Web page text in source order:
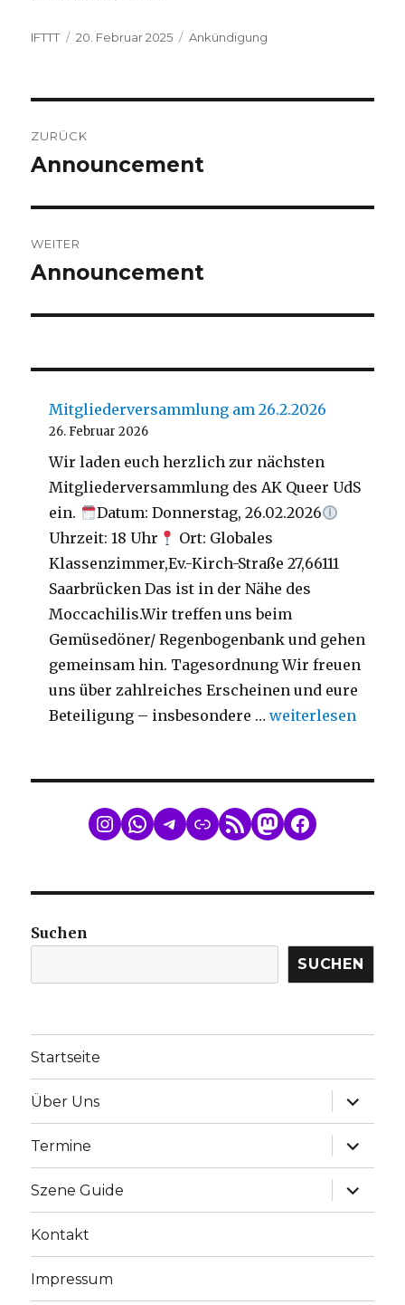
Autor
IFTTT
Veröffentlicht
20. Februar 2025 Kategorien
Ankündigung
ZURÜCK
Vorheriger
Announcement
WEITER
Nächster
Announcement
Mitgliederversammlung am 26.2.2026
26. Februar 2026
Wir laden euch herzlich zur nächsten
Mitgliederversammlung des AK Queer UdS
ein.
Datum: Donnerstag, 26.02.2026
Uhrzeit: 18 Uhr
Ort: Globales
Klassenzimmer,Ev.-Kirch-Straße 27,66111
Saarbrücken Das ist in der Nähe des
Moccachilis.Wir treffen uns beim
Gemüsedöner/ Regenbogenbank und gehen
gemeinsam hin. Tagesordnung Wir freuen
uns über zahlreiches Erscheinen und eure
Beteiligung – insbesondere …weiterlesen
WhatsApp
Telegram
LinkRSS FeedMastodon
Facebook
Suchen
SUCHEN
Startseite
Über Uns
Termine
Szene Guide
Kontakt
Impressum